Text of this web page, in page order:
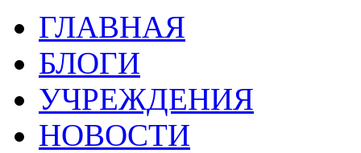
ГЛАВНАЯ
БЛОГИ
УЧРЕЖДЕНИЯ
НОВОСТИ